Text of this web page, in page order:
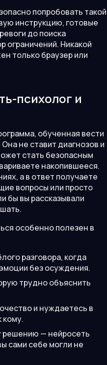
попробовать такой
инструкцию, готовые
до поиска
ограничений. Никакой
только браузер или
психолог и
обученная вести
не ставит диагнозов и
стать безопасным
накопившееся.
а в ответ получаете
вопросы или просто
бы вы рассказывали
особенно полезен в
разговора, когда
без осуждения.
трудно объяснить
и нуждаетесь в
кому.
решению — нейросеть
сами себе могли не